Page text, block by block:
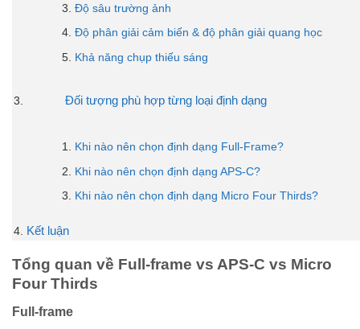
Độ sâu trường ảnh
Độ phân giải cảm biến & độ phân giải quang học
Khả năng chụp thiếu sáng
Đối tượng phù hợp từng loại định dạng
Khi nào nên chọn định dạng Full-Frame?
Khi nào nên chọn định dạng APS-C?
Khi nào nên chọn định dạng Micro Four Thirds?
Kết luận
Tổng quan về Full-frame vs APS-C vs Micro
Four Thirds
Full-frame